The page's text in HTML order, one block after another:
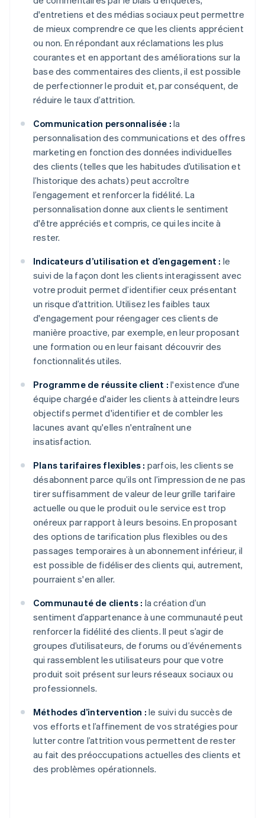
d'entretiens et des médias sociaux peut permettre
de mieux comprendre ce que les clients apprécient
ou non. En répondant aux réclamations les plus
courantes et en apportant des améliorations sur la
base des commentaires des clients, il est possible
de perfectionner le produit et, par conséquent, de
réduire le taux d’attrition.
Communication personnalisée : la
personnalisation des communications et des offres
marketing en fonction des données individuelles
des clients (telles que les habitudes d’utilisation et
l’historique des achats) peut accroître
l’engagement et renforcer la fidélité. La
personnalisation donne aux clients le sentiment
d'être appréciés et compris, ce qui les incite à
rester.
Indicateurs d’utilisation et d’engagement : le
suivi de la façon dont les clients interagissent avec
votre produit permet d’identifier ceux présentant
un risque d’attrition. Utilisez les faibles taux
d'engagement pour réengager ces clients de
manière proactive, par exemple, en leur proposant
une formation ou en leur faisant découvrir des
fonctionnalités utiles.
Programme de réussite client : l'existence d'une
équipe chargée d'aider les clients à atteindre leurs
objectifs permet d'identifier et de combler les
lacunes avant qu'elles n'entraînent une
insatisfaction.
Plans tarifaires flexibles : parfois, les clients se
désabonnent parce qu’ils ont l’impression de ne pas
tirer suffisamment de valeur de leur grille tarifaire
actuelle ou que le produit ou le service est trop
onéreux par rapport à leurs besoins. En proposant
des options de tarification plus flexibles ou des
passages temporaires à un abonnement inférieur, il
est possible de fidéliser des clients qui, autrement,
pourraient s'en aller.
Communauté de clients : la création d’un
sentiment d’appartenance à une communauté peut
renforcer la fidélité des clients. Il peut s’agir de
groupes d’utilisateurs, de forums ou d’événements
qui rassemblent les utilisateurs pour que votre
produit soit présent sur leurs réseaux sociaux ou
professionnels.
Méthodes d’intervention : le suivi du succès de
vos efforts et l’affinement de vos stratégies pour
lutter contre l’attrition vous permettent de rester
au fait des préoccupations actuelles des clients et
des problèmes opérationnels.